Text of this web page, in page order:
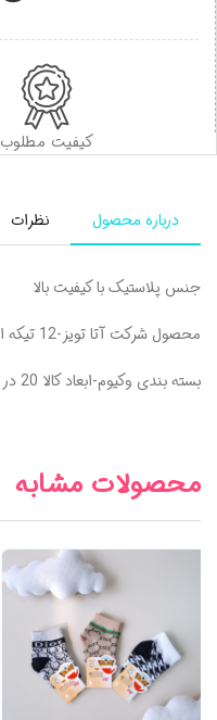
کیفیت مطلوب
درباره محصول نظرات
جنس پلاستیک با کیفیت بالا
محصول شرکت آتا تویز-12 تیکه ای
بسته بندی وکیوم-ابعاد کالا 20 در 18 سانت
محصولات مشابه